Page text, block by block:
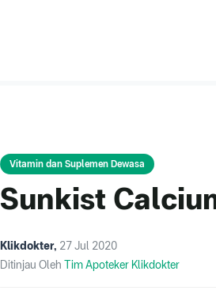
Vitamin dan Suplemen Dewasa
Sunkist
Klikdokter, 27 Jul 2020
Ditinjau Oleh Tim Apoteker Klikdokter